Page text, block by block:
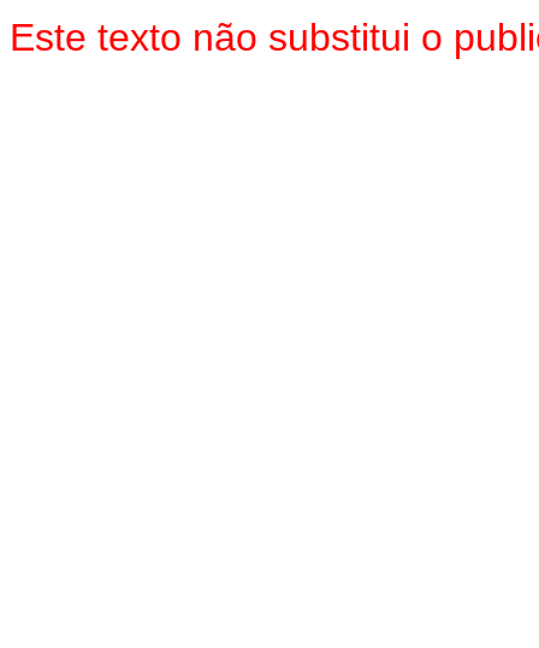
Este texto não substitui o